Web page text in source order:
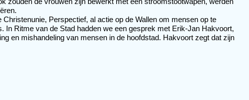
te
verhogen
of
te
verlagen.
Perspectief, al actie op de Wallen om mensen op te
In Ritme van de Stad hadden we een gesprek met Erik-Jan Hakvoort,
en mishandeling van mensen in de hoofdstad. Hakvoort zegt dat zijn